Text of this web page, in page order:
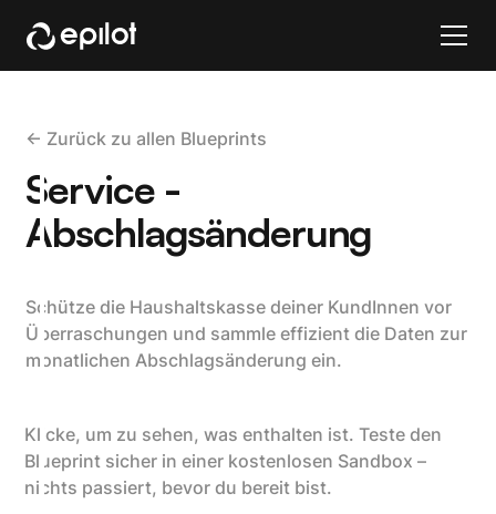
<- Zurück zu allen Blueprints
Service -
Abschlagsänderung
Schütze die Haushaltskasse deiner KundInnen vor
Überraschungen und sammle effizient die Daten zur
monatlichen Abschlagsänderung ein.
Klicke, um zu sehen, was enthalten ist. Teste den
Blueprint sicher in einer kostenlosen Sandbox –
nichts passiert, bevor du bereit bist.